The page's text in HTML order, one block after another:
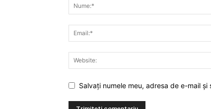
Salvați numele meu, adresa de e-mail